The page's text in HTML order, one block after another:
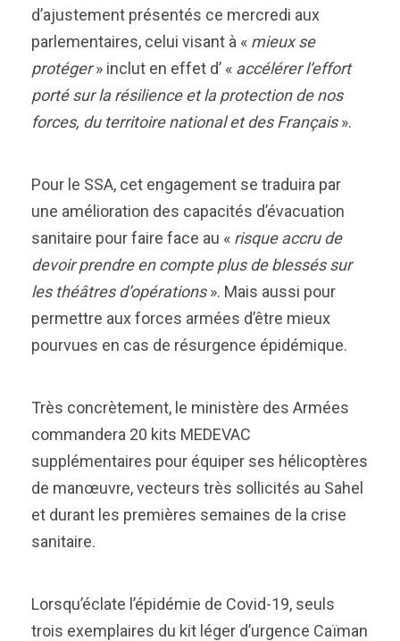
d’ajustement présentés ce mercredi aux
parlementaires, celui visant à « mieux se
protéger» inclut en effet d’ « accélérer l’effort
porté sur la résilience et la protection de nos
forces, du territoire national et des Français».
Pour le SSA, cet engagement se traduira par
une amélioration des capacités d’évacuation
sanitaire pour faire face au « risque accru de
devoir prendre en compte plus de blessés sur
les théâtres d’opérations». Mais aussi pour
permettre aux forces armées d’être mieux
pourvues en cas de résurgence épidémique.
Très concrètement, le ministère des Armées
commandera 20 kits MEDEVAC
supplémentaires pour équiper ses hélicoptères
de manœuvre, vecteurs très sollicités au Sahel
et durant les premières semaines de la crise
sanitaire.
Lorsqu’éclate l’épidémie de Covid-19, seuls
trois exemplaires du kit léger d’urgence Caïman